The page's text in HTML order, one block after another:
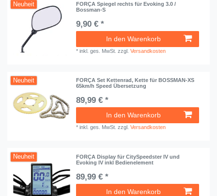
Neuheit
FORÇA Spiegel rechts für Evoking 3.0 /
Bossman-S
9,90 € *
In den Warenkorb
*inkl. ges. MwSt. zzgl.Versandkosten
Neuheit
FORÇA Set Kettenrad, Kette für BOSSMAN-XS
65km/h Speed Übersetzung
89,99 € *
In den Warenkorb
*inkl. ges. MwSt. zzgl.Versandkosten
Neuheit
FORÇA Display für CitySpeedster IV und
Evoking IV inkl Bedienelement
89,99 € *
In den Warenkorb